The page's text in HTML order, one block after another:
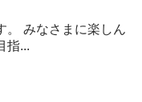
。 みなさまに楽しん
指...